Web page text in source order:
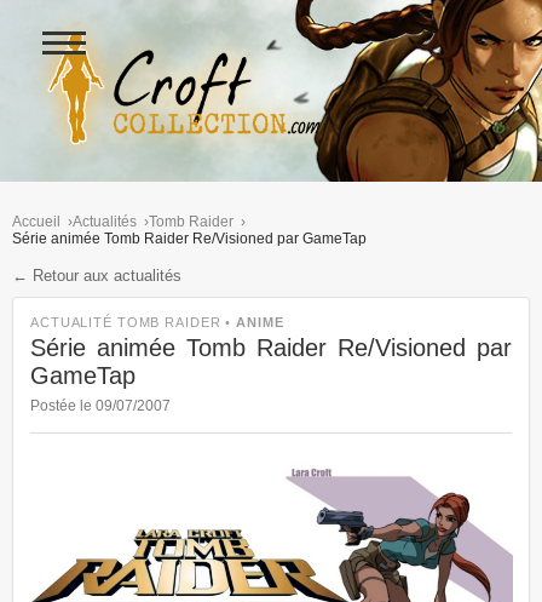
Figurines Lara Croft et
Ouvrir
le
menu
Accueil Actualités
Tomb Raider
Série animée Tomb Raider Re/Visioned par GameTap
← Retour aux actualités
ACTUALITÉ TOMB RAIDER • ANIME
Série animée Tomb Raider Re/Visioned par
GameTap
Postée le 09/07/2007